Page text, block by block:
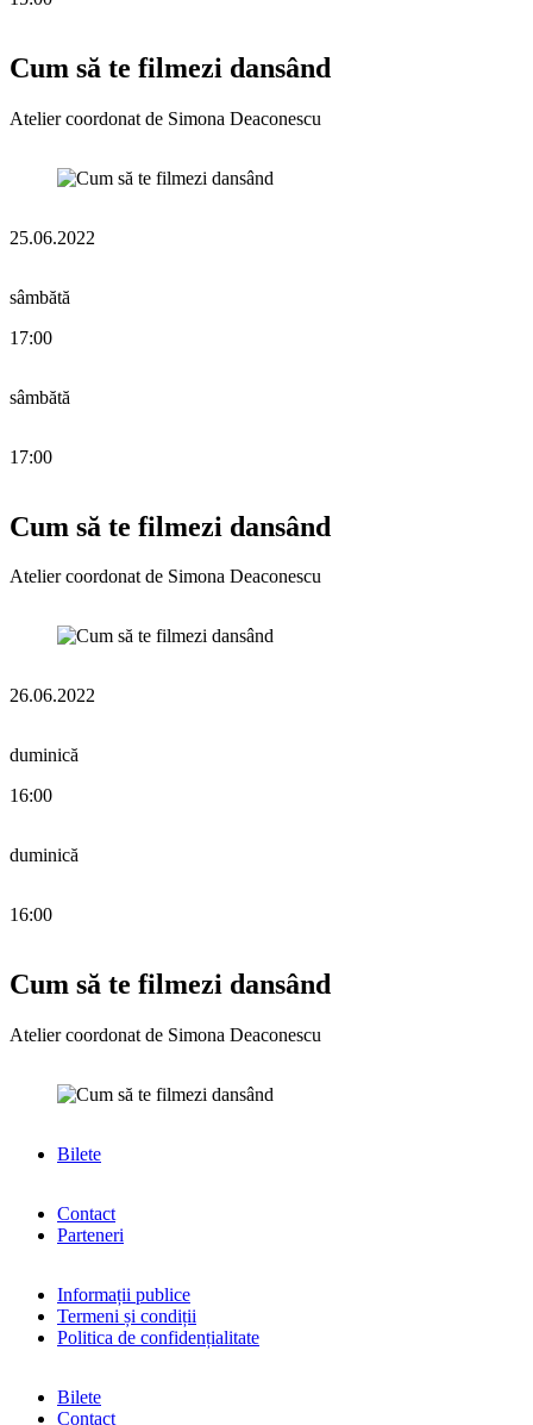
Cum să te filmezi dansând
Atelier coordonat de Simona Deaconescu
25.06.2022
sâmbătă
17:00
sâmbătă
17:00
Cum să te filmezi dansând
Atelier coordonat de Simona Deaconescu
26.06.2022
duminică
16:00
duminică
16:00
Cum să te filmezi dansând
Atelier coordonat de Simona Deaconescu
Bilete
Contact
Parteneri
Informații publice
Termeni și condiții
Politica de confidențialitate
Bilete
Contact